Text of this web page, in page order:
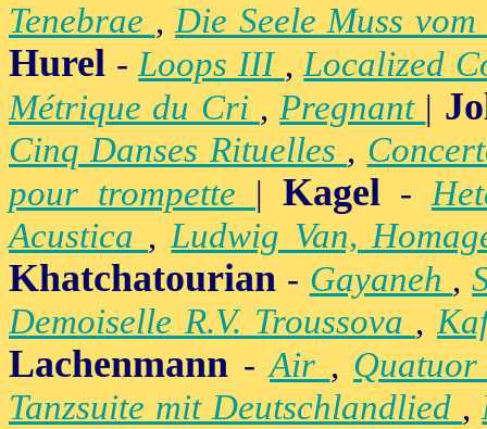
Tenebrae ,Die Seele Muss
Hurel -Loops III ,Localized
Métrique du Cri ,Pregnant |
Cinq Danses Rituelles ,
pour trompette | Kagel -
Acustica ,Ludwig Van,
Khatchatourian - Gayaneh ,
Demoiselle R.V. Troussova ,
Lachenmann -Air ,
Tanzsuite mit Deutschlandlied ,